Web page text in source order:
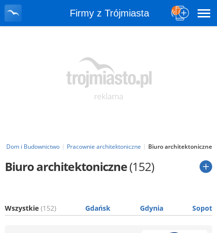
Firmy z Trójmiasta
Dom i Budownictwo Pracownie architektoniczne Biuro architektoniczne
Biuro architektoniczne(152)
Wszystkie (152) Gdańsk Gdynia Sopot